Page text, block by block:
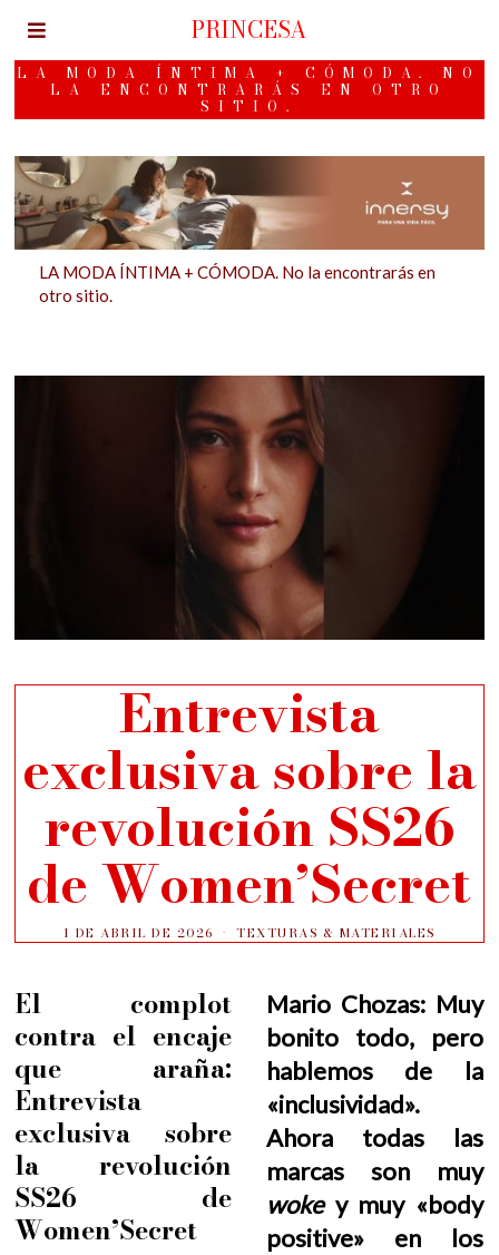
LA MODA ÍNTIMA + CÓMODA. NO
LA ENCONTRARÁS EN OTRO
SITIO.
LA MODA ÍNTIMA + CÓMODA. No la encontrarás en
otro sitio.
PRINCESA
Entrevista
exclusiva sobre la
revolución SS26
de Women’Secret
1 DE ABRIL DE 2026 TEXTURAS & MATERIALES
El complot
contra el encaje
que araña:
Entrevista
exclusiva sobre
la revolución
SS26 de
Women’Secret
Mario Chozas: Muy
bonito todo, pero
hablemos de la
«inclusividad».
Ahora todas las
marcas son muy
wokey muy «body
positive» en los